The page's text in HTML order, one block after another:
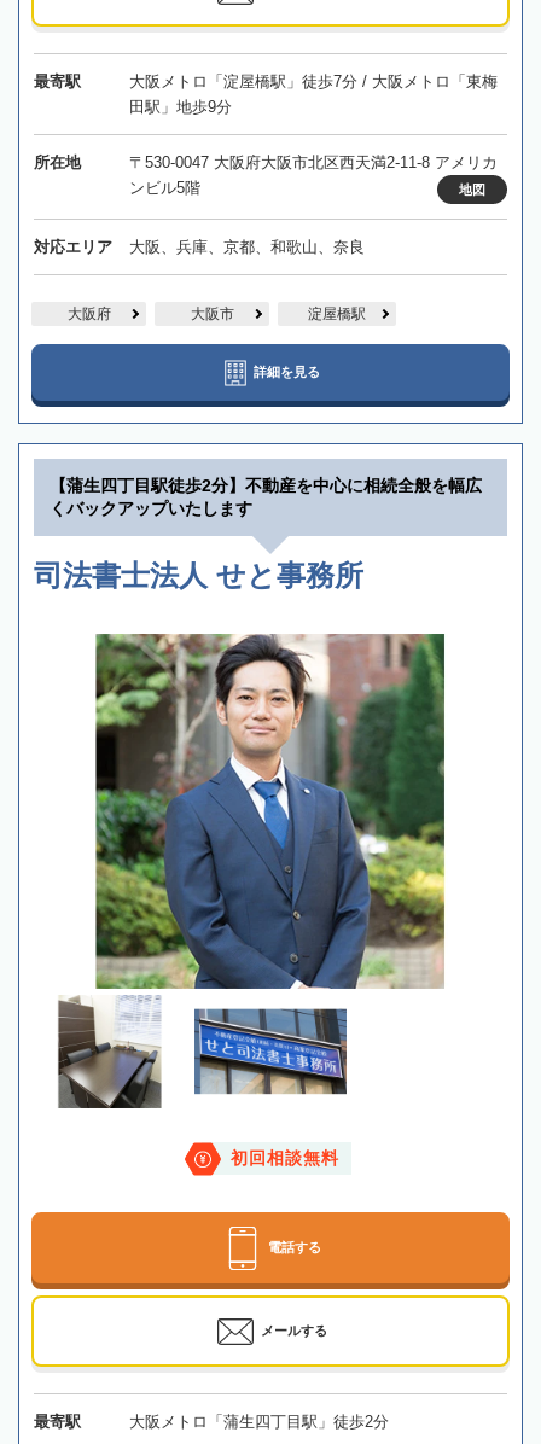
最寄駅
大阪メトロ「淀屋橋駅」徒歩7分 / 大阪メトロ「東梅
田駅」地歩9分
所在地
〒530-0047 大阪府大阪市北区西天満2-11-8 アメリカ
ンビル5階
地図
対応エリア 大阪、兵庫、京都、和歌山、奈良
大阪府 大阪市 淀屋橋駅
詳細を見る
【蒲生四丁目駅徒歩2分】不動産を中心に相続全般を幅広
くバックアップいたします
司法書士法人 せと事務所
初回相談無料
電話する
メールする
最寄駅 大阪メトロ「蒲生四丁目駅」徒歩2分